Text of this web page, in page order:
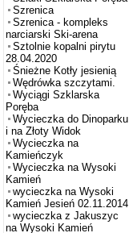
Szrenica
Szrenica - kompleks
narciarski Ski-arena
Sztolnie kopalni pirytu
28.04.2020
Śnieżne Kotły jesienią
Wędrówka szczytami.
Wyciągi Szklarska
Poręba
Wycieczka do Dinoparku
i na Złoty Widok
Wycieczka na
Kamieńczyk
Wycieczka na Wysoki
Kamień
wycieczka na Wysoki
Kamień Jesień 02.11.2014
wycieczka z Jakuszyc
na Wysoki Kamień